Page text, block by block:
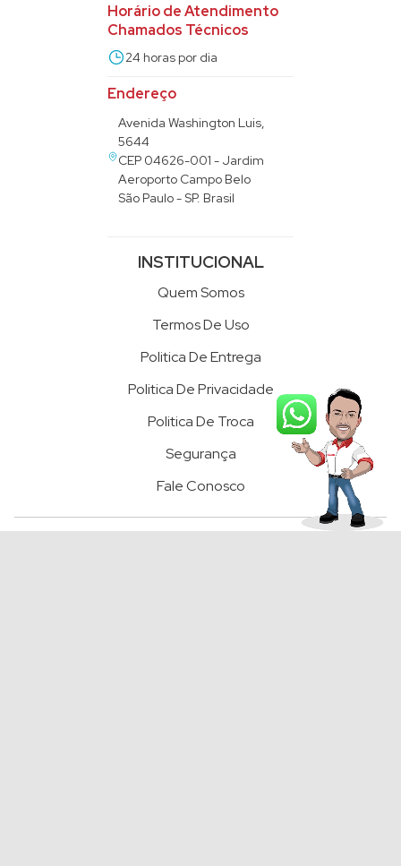
Horário de Atendimento
Chamados Técnicos
24 horas por dia
Endereço
Avenida Washington Luis,
5644
CEP 04626-001 - Jardim
Aeroporto Campo Belo
São Paulo - SP. Brasil
INSTITUCIONAL
Quem Somos
Termos De Uso
Politica De Entrega
Politica De Privacidade
Politica De Troca
Segurança
Fale Conosco